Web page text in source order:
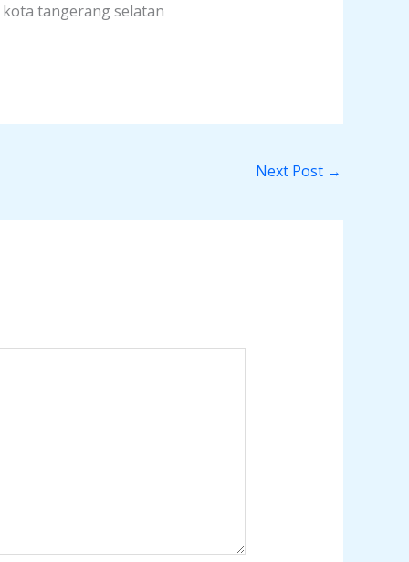
kota tangerang selatan
Next Post →